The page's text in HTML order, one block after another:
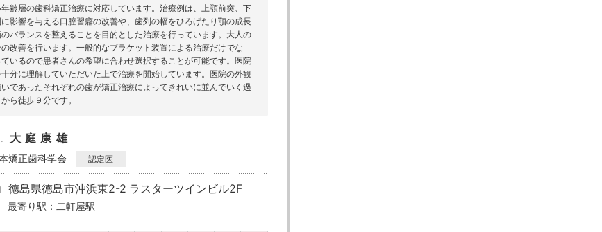
齢層の歯科矯正治療に対応しています。治療例は、上顎前突、下
影響を与える口腔習癖の改善や、歯列の幅をひろげたり顎の成長
バランスを整えることを目的とした治療を行っています。大人の
改善を行います。一般的なブラケット装置による治療だけでな
いるので患者さんの希望に合わせ選択することが可能です。医院
分に理解していただいた上で治療を開始しています。医院の外観
であったそれぞれの歯が矯正治療によってきれいに並んでいく過
ら徒歩９分です。
大庭康雄
矯正歯科学会 認定医
徳島県徳島市沖浜東2-2 ラスターツインビル2F
最寄り駅：二軒屋駅